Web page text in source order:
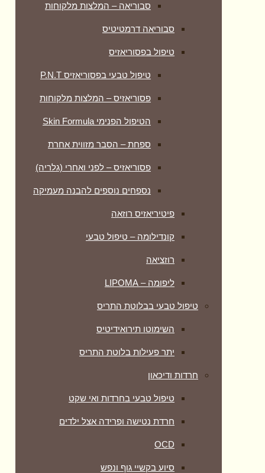
סבוריאה – המלצות מלקוחות
סבוריאה דרמטיטיס
טיפול בפסוריאזיס
טיפול טבעי בפסוריאזיס P.N.T
פסוריאזיס – המלצות מלקוחות
הטיפול הפנימי Skin Formula
ספחת – הסבר מזווית אחרת
פסוריאזיס – לפני ואחרי (גלריה)
נספחים נוספים להבנה מעמיקה
פיטיריאזיס רוזאה
קונדילומה – טיפול טבעי
רוזציאה
ליפומה – LIPOMA
טיפול טבעי בבלוטת התריס
השימוטו תירואידיטיס
יתר פעילות בלוטת התריס
חרדות ודיכאון
טיפול טבעי בחרדות ואי שקט
חרדת נטישה ופרידה אצל ילדים
OCD
סיוע בקשיי גוף ונפש